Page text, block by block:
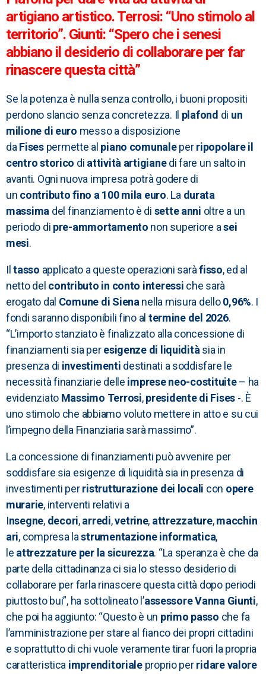
artigiano artistico. Terrosi: “Uno stimolo al
territorio”. Giunti: “Spero che i senesi
abbiano il desiderio di collaborare per far
rinascere questa città”
Se la potenza è nulla senza controllo, i buoni propositi
perdono slancio senza concretezza. Il plafond di un
milione di euro messo a disposizione
daFisespermette al piano comunaleperripopolare il
centro storico di attività artigianedi fare un salto in
avanti. Ogni nuova impresa potrà godere di
un contributo fino a 100 mila euro. La durata
massima del finanziamento è di sette anni oltre a un
periodo di pre-ammortamento non superiore asei
mesi.
Iltasso applicato a queste operazioni saràfisso, ed al
netto del contributo in conto interessi che sarà
erogato dal Comune di Sienanella misura dello0,96%. I
fondi saranno disponibili fino al termine del 2026.
“L’importo stanziato è finalizzato alla concessione di
finanziamenti sia peresigenze di liquiditàsia in
presenza di investimenti destinati a soddisfare le
necessità finanziarie delle imprese neo-costituite– ha
evidenziato Massimo Terrosi,presidente di Fises -. È
uno stimolo che abbiamo voluto mettere in atto e su cui
l’impegno della Finanziaria sarà massimo”.
La concessione di finanziamenti può avvenire per
soddisfare sia esigenze di liquidità sia in presenza di
investimenti perristrutturazione dei locali con opere
murarie, interventi relativi a
Insegne, decori,arredi,vetrine, attrezzature,macchin
ari, compresa lastrumentazione informatica,
le attrezzature per la sicurezza. “La speranza è che da
parte della cittadinanza ci sia lo stesso desiderio di
collaborare per farla rinascere questa città dopo periodi
piuttosto bui”, ha sottolineato l’assessore Vanna Giunti,
che poi ha aggiunto: “Questo è un primo passo che fa
l’amministrazione per stare al fianco dei propri cittadini
e soprattutto di chi vuole veramente tirar fuori la propria
caratteristica imprenditorialeproprio perridare valore